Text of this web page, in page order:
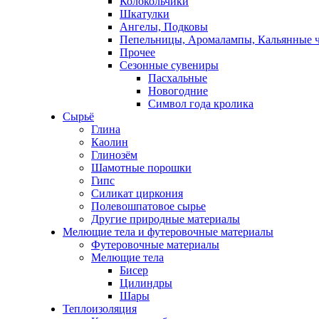
Шкатулки
Ангелы, Подковы
Пепельницы, Аромалампы, Кальянные
Прочее
Сезонные сувениры
Пасхальные
Новогодние
Символ года кролика
Сырьё
Глина
Каолин
Глинозём
Шамотные порошки
Гипс
Силикат циркония
Полевошпатовое сырье
Другие природные материалы
Мелющие тела и футеровочные материалы
Футеровочные материалы
Мелющие тела
Бисер
Цилиндры
Шары
Теплоизоляция